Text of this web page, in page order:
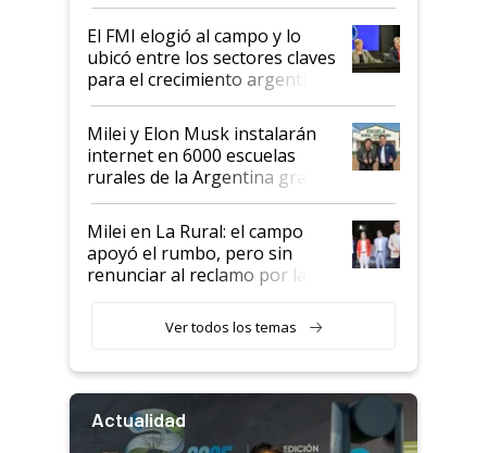
de Milei
El FMI elogió al campo y lo
ubicó entre los sectores claves
para el crecimiento argentino
Milei y Elon Musk instalarán
internet en 6000 escuelas
rurales de la Argentina gracias
a un acuerdo con Starlink
Milei en La Rural: el campo
apoyó el rumbo, pero sin
renunciar al reclamo por las
Ver todos los temas
Actualidad